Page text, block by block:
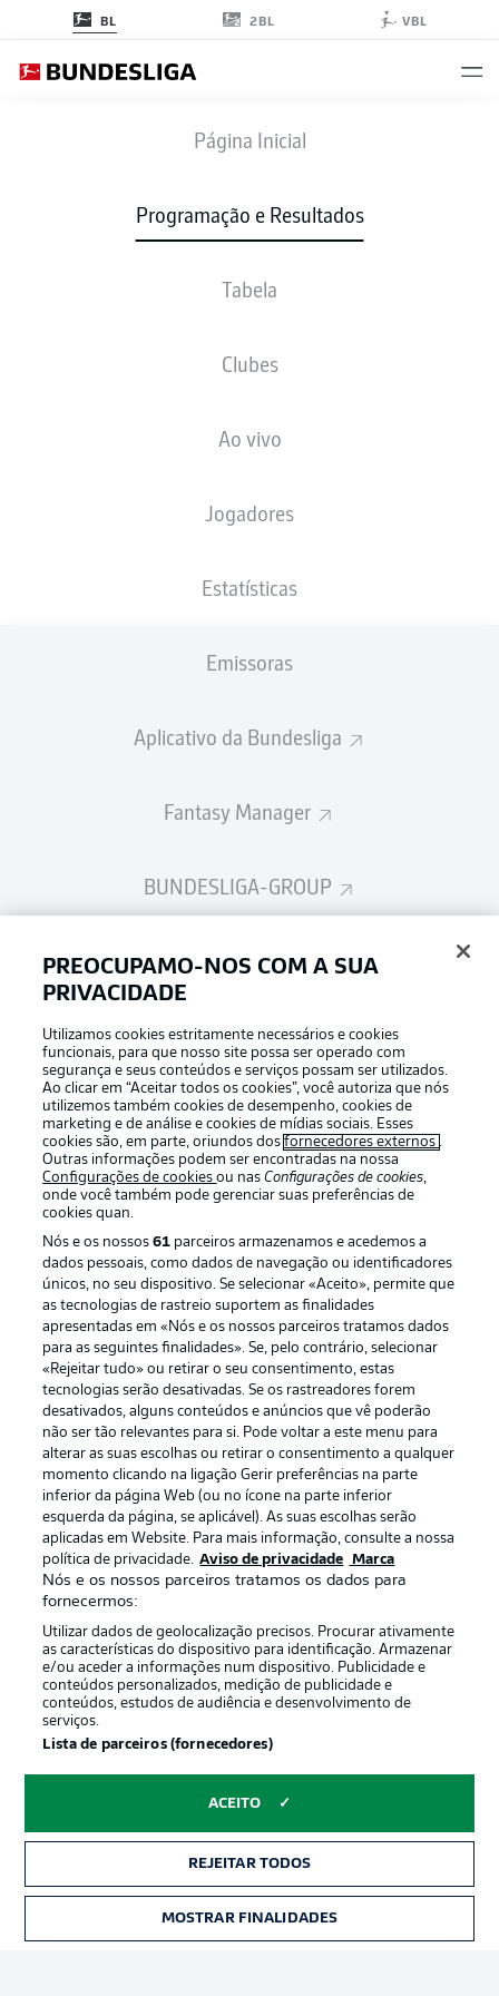
BL 2BL VBL
Página Inicial
Programação e Resultados
Tabela
Clubes
Ao vivo
Jogadores
Estatísticas
Emissoras
Aplicativo da Bundesliga
Fantasy Manager
BUNDESLIGA-GROUP
Escolha seu idioma
Português Modo de visualização
Login
B04 FCU
ESCALAÇÕES
Football as it’s meant to be
APLICATIVO DA BUNDESLIGA
Oferecido por
Termos de uso Emissoras
Trabalhe conosco Marca
PREOCUPAMO-NOS COM A SUA
PRIVACIDADE
Utilizamos cookies estritamente necessários e cookies
funcionais, para que nosso site possa ser operado com
segurança e seus conteúdos e serviços possam ser utilizados.
Ao clicar em “Aceitar todos os cookies”, você autoriza que nós
utilizemos também cookies de desempenho, cookies de
marketing e de análise e cookies de mídias sociais. Esses
cookies são, em parte, oriundos dosfornecedores externos .
Outras informações podem ser encontradas na nossa
Configurações de cookiesou nasConfigurações de cookies,
onde você também pode gerenciar suas preferências de
cookies quan.
Nós e os nossos61 parceiros armazenamos e acedemos a
dados pessoais, como dados de navegação ou identificadores
únicos, no seu dispositivo. Se selecionar «Aceito», permite que
as tecnologias de rastreio suportem as finalidades
apresentadas em «Nós e os nossos parceiros tratamos dados
para as seguintes finalidades». Se, pelo contrário, selecionar
«Rejeitar tudo» ou retirar o seu consentimento, estas
tecnologias serão desativadas. Se os rastreadores forem
desativados, alguns conteúdos e anúncios que vê poderão
não ser tão relevantes para si. Pode voltar a este menu para
alterar as suas escolhas ou retirar o consentimento a qualquer
momento clicando na ligação Gerir preferências na parte
inferior da página Web (ou no ícone na parte inferior
esquerda da página, se aplicável). As suas escolhas serão
aplicadas em Website. Para mais informação, consulte a nossa
política de privacidade. Aviso de privacidade Marca
Nós e os nossos parceiros tratamos os dados para
fornecermos:
Utilizar dados de geolocalização precisos. Procurar ativamente
as características do dispositivo para identificação. Armazenar
e/ou aceder a informações num dispositivo. Publicidade e
conteúdos personalizados, medição de publicidade e
conteúdos, estudos de audiência e desenvolvimento de
serviços.
Lista de parceiros (fornecedores)
ACEITO
REJEITAR TODOS
MOSTRAR FINALIDADES